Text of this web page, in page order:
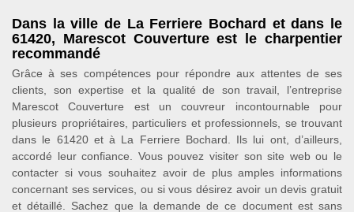
Dans la ville de La Ferriere Bochard et dans le
61420, Marescot Couverture est le charpentier
recommandé
Grâce à ses compétences pour répondre aux attentes de ses
clients, son expertise et la qualité de son travail, l’entreprise
Marescot Couverture est un couvreur incontournable pour
plusieurs propriétaires, particuliers et professionnels, se trouvant
dans le 61420 et à La Ferriere Bochard. Ils lui ont, d’ailleurs,
accordé leur confiance. Vous pouvez visiter son site web ou le
contacter si vous souhaitez avoir de plus amples informations
concernant ses services, ou si vous désirez avoir un devis gratuit
et détaillé. Sachez que la demande de ce document est sans